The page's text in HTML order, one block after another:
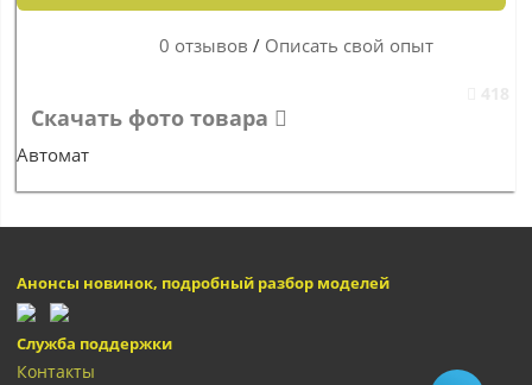
0 отзывов / Описать свой опыт
Скачать фото товара
Автомат
Анонсы новинок, подробный разбор моделей
Служба поддержки
Контакты